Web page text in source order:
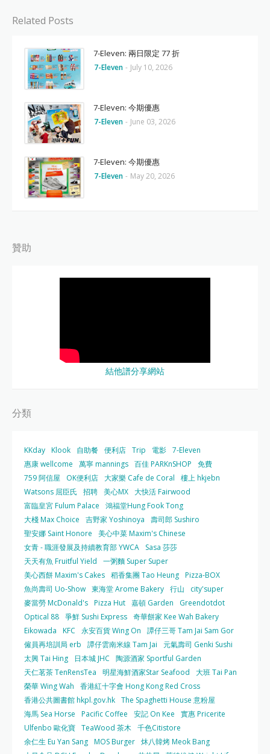
Related Posts
7-Eleven: 兩日限定 77 折
7-Eleven - July 10, 2026
7-Eleven: 今期優惠
7-Eleven - June 03, 2026
7-Eleven: 今期優惠
7-Eleven - May 20, 2026
贊助
結他譜分享網站
分類
KKday Klook 自助餐 便利店 Trip 電影 7-Eleven
惠康 wellcome
萬寧 mannings 百佳 PARKnSHOP
免費
759 阿信屋
OK便利店 大家樂 Cafe de Coral
樓上 hkjebn
Watsons 屈臣氏
招聘 美心MX 大快活 Fairwood
富臨皇宮 Fulum Palace
鴻福堂Hung Fook Tong
大棧 Max Choice
吉野家 Yoshinoya
壽司郎 Sushiro
聖安娜 Saint Honore
美心中菜 Maxim's Chinese
女青 - 職涯發展及持續教育部 YWCA
Sasa 莎莎
天天有魚 Fruitful Yield
一粥麵 Super Super
美心西餅 Maxim's Cakes 稻香集團 Tao Heung Pizza-BOX
魚尚壽司 Uo-Show 東海堂 Arome Bakery 行山
city'super
麥當勞 McDonald's Pizza Hut 嘉頓 Garden
Greendotdot
Optical 88 爭鮮 Sushi Express 奇華餅家 Kee Wah Bakery
Eikowada
KFC 永安百貨 Wing On
譚仔三哥 Tam Jai Sam Gor
僱員再培訓局 erb
譚仔雲南米線 Tam Jai
元氣壽司 Genki Sushi
太興 Tai Hing
日本城 JHC
陶源酒家 Sportful Garden
天仁茗茶 TenRensTea
明星海鮮酒家Star Seafood
大班 Tai Pan
榮華 Wing Wah
香港紅十字會 Hong Kong Red Cross
香港公共圖書館 hkpl.gov.hk The Spaghetti House 意粉屋
海馬 Sea Horse
Pacific Coffee 安記 On Kee
實惠 Pricerite
Ulfenbo 歐化寶 TeaWood 茶木 千色Citistore
余仁生 Eu Yan Sang MOS Burger 炑八韓烤 Meok Bang